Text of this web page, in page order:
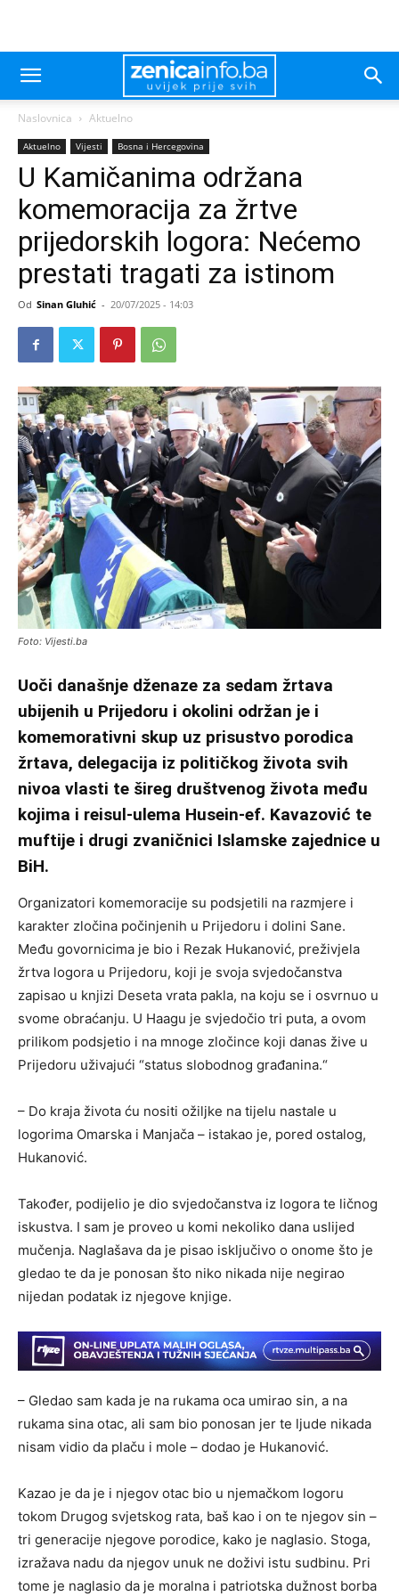
Naslovnica Aktuelno
Aktuelno Vijesti Bosna i Hercegovina
U Kamičanima održana
komemoracija za žrtve
prijedorskih logora: Nećemo
prestati tragati za istinom
Od Sinan Gluhić - 20/07/2025 - 14:03
Foto: Vijesti.ba
Uoči današnje dženaze za sedam žrtava
ubijenih u Prijedoru i okolini održan je i
komemorativni skup uz prisustvo porodica
žrtava, delegacija iz političkog života svih
nivoa vlasti te šireg društvenog života među
kojima i reisul-ulema Husein-ef. Kavazović te
muftije i drugi zvaničnici Islamske zajednice u
BiH.
Organizatori komemoracije su podsjetili na razmjere i
karakter zločina počinjenih u Prijedoru i dolini Sane.
Među govornicima je bio i Rezak Hukanović, preživjela
žrtva logora u Prijedoru, koji je svoja svjedočanstva
zapisao u knjizi Deseta vrata pakla, na koju se i osvrnuo u
svome obraćanju. U Haagu je svjedočio tri puta, a ovom
prilikom podsjetio i na mnoge zločince koji danas žive u
Prijedoru uživajući “status slobodnog građanina.“
– Do kraja života ću nositi ožiljke na tijelu nastale u
logorima Omarska i Manjača – istakao je, pored ostalog,
Hukanović.
Također, podijelio je dio svjedočanstva iz logora te ličnog
iskustva. I sam je proveo u komi nekoliko dana uslijed
mučenja. Naglašava da je pisao isključivo o onome što je
gledao te da je ponosan što niko nikada nije negirao
nijedan podatak iz njegove knjige.
– Gledao sam kada je na rukama oca umirao sin, a na
rukama sina otac, ali sam bio ponosan jer te ljude nikada
nisam vidio da plaču i mole – dodao je Hukanović.
Kazao je da je i njegov otac bio u njemačkom logoru
tokom Drugog svjetskog rata, baš kao i on te njegov sin –
tri generacije njegove porodice, kako je naglasio. Stoga,
izražava nadu da njegov unuk ne doživi istu sudbinu. Pri
tome je naglasio da je moralna i patriotska dužnost borba